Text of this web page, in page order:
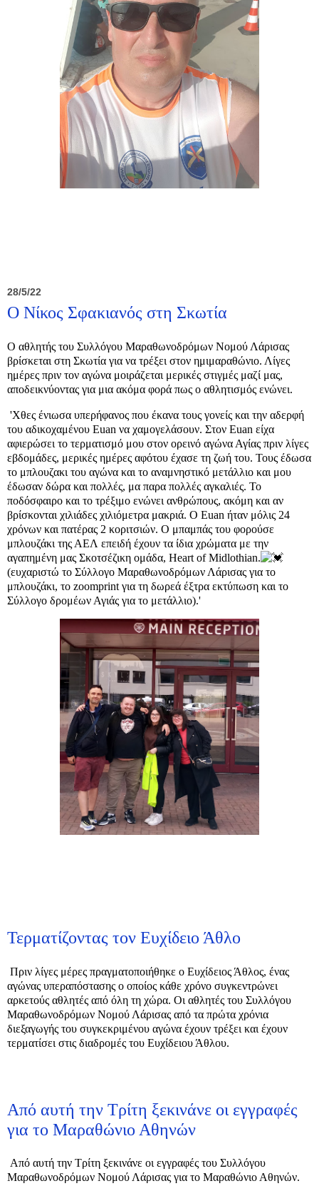
28/5/22
Ο Νίκος Σφακιανός στη Σκωτία
Ο αθλητής του Συλλόγου Μαραθωνοδρόμων Νομού Λάρισας
βρίσκεται στη Σκωτία για να τρέξει στον ημιμαραθώνιο. Λίγες
ημέρες πριν τον αγώνα μοιράζεται μερικές στιγμές μαζί μας,
αποδεικνύοντας για μια ακόμα φορά πως ο αθλητισμός ενώνει.
'Χθες ένιωσα υπερήφανος που έκανα τους γονείς και την αδερφή
του αδικοχαμένου Euan να χαμογελάσουν. Στον Euan είχα
αφιερώσει το τερματισμό μου στον ορεινό αγώνα Αγίας πριν λίγες
εβδομάδες, μερικές ημέρες αφότου έχασε τη ζωή του. Τους έδωσα
το μπλουζακι του αγώνα και το αναμνηστικό μετάλλιο και μου
έδωσαν δώρα και πολλές, μα παρα πολλές αγκαλιές. Το
ποδόσφαιρο και το τρέξιμο ενώνει ανθρώπους, ακόμη και αν
βρίσκονται χιλιάδες χιλιόμετρα μακριά. Ο Euan ήταν μόλις 24
χρόνων και πατέρας 2 κοριτσιών. Ο μπαμπάς του φορούσε
μπλουζάκι της ΑΕΛ επειδή έχουν τα ίδια χρώματα με την
αγαπημένη μας Σκοτσέζικη ομάδα, Heart of Midlothian.
(ευχαριστώ το Σύλλογο Μαραθωνοδρόμων Λάρισας για το
μπλουζάκι, το zoomprint για τη δωρεά έξτρα εκτύπωση και το
Σύλλογο δρομέων Αγιάς για το μετάλλιο).'
Τερματίζοντας τον Ευχίδειο Άθλο
Πριν λίγες μέρες πραγματοποιήθηκε ο Ευχίδειος Άθλος, ένας
αγώνας υπεραπόστασης ο οποίος κάθε χρόνο συγκεντρώνει
αρκετούς αθλητές από όλη τη χώρα. Οι αθλητές του Συλλόγου
Μαραθωνοδρόμων Νομού Λάρισας από τα πρώτα χρόνια
διεξαγωγής του συγκεκριμένου αγώνα έχουν τρέξει και έχουν
τερματίσει στις διαδρομές του Ευχίδειου Άθλου.
Από αυτή την Τρίτη ξεκινάνε οι εγγραφές
για το Μαραθώνιο Αθηνών
Από αυτή την Τρίτη ξεκινάνε οι εγγραφές του Συλλόγου
Μαραθωνοδρόμων Νομού Λάρισας για το Μαραθώνιο Αθηνών.